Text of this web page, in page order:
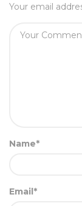
Your email
Name*
Email*